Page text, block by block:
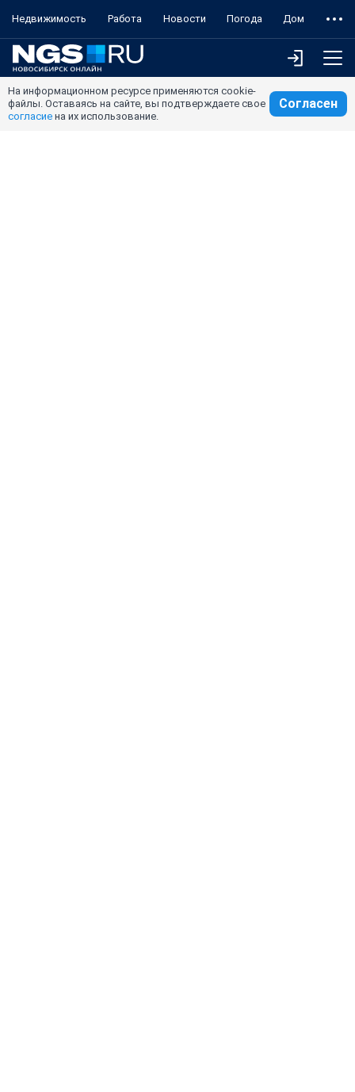
Недвижимость Работа Новости Погода Дом
На информационном ресурсе применяются cookie-
файлы. Оставаясь на сайте, вы подтверждаете свое
согласие на их использование.
Согласен